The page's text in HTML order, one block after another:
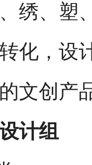
绣、塑
化，设
文创产
计组